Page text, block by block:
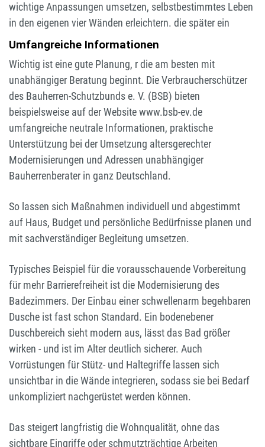
wichtige Anpassungen umsetzen, selbstbestimmtes Leben
in den eigenen vier Wänden erleichtern. die später ein
Umfangreiche Informationen
Wichtig ist eine gute Planung, r die am besten mit
unabhängiger Beratung beginnt. Die Verbraucherschützer
des Bauherren-Schutzbunds e. V. (BSB) bieten
beispielsweise auf der Website www.bsb-ev.de
umfangreiche neutrale Informationen, praktische
Unterstützung bei der Umsetzung altersgerechter
Modernisierungen und Adressen unabhängiger
Bauherrenberater in ganz Deutschland.
So lassen sich Maßnahmen individuell und abgestimmt
auf Haus, Budget und persönliche Bedürfnisse planen und
mit sachverständiger Begleitung umsetzen.
Typisches Beispiel für die vorausschauende Vorbereitung
für mehr Barrierefreiheit ist die Modernisierung des
Badezimmers. Der Einbau einer schwellenarm begehbaren
Dusche ist fast schon Standard. Ein bodenebener
Duschbereich sieht modern aus, lässt das Bad größer
wirken - und ist im Alter deutlich sicherer. Auch
Vorrüstungen für Stütz- und Haltegriffe lassen sich
unsichtbar in die Wände integrieren, sodass sie bei Bedarf
unkompliziert nachgerüstet werden können.
Das steigert langfristig die Wohnqualität, ohne das
sichtbare Eingriffe oder schmutzträchtige Arbeiten